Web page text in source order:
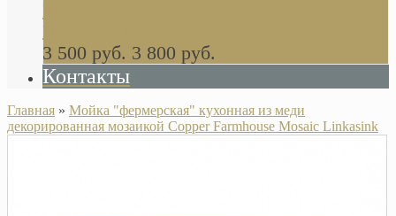
Khala Colombo аксессуары (серия) В
НАЛИЧИИ
3 500 руб. 3 800 руб.
Контакты
Главная » Мойка "фермерская" кухонная из меди
декорированная мозаикой Copper Farmhouse Mosaic Linkasink